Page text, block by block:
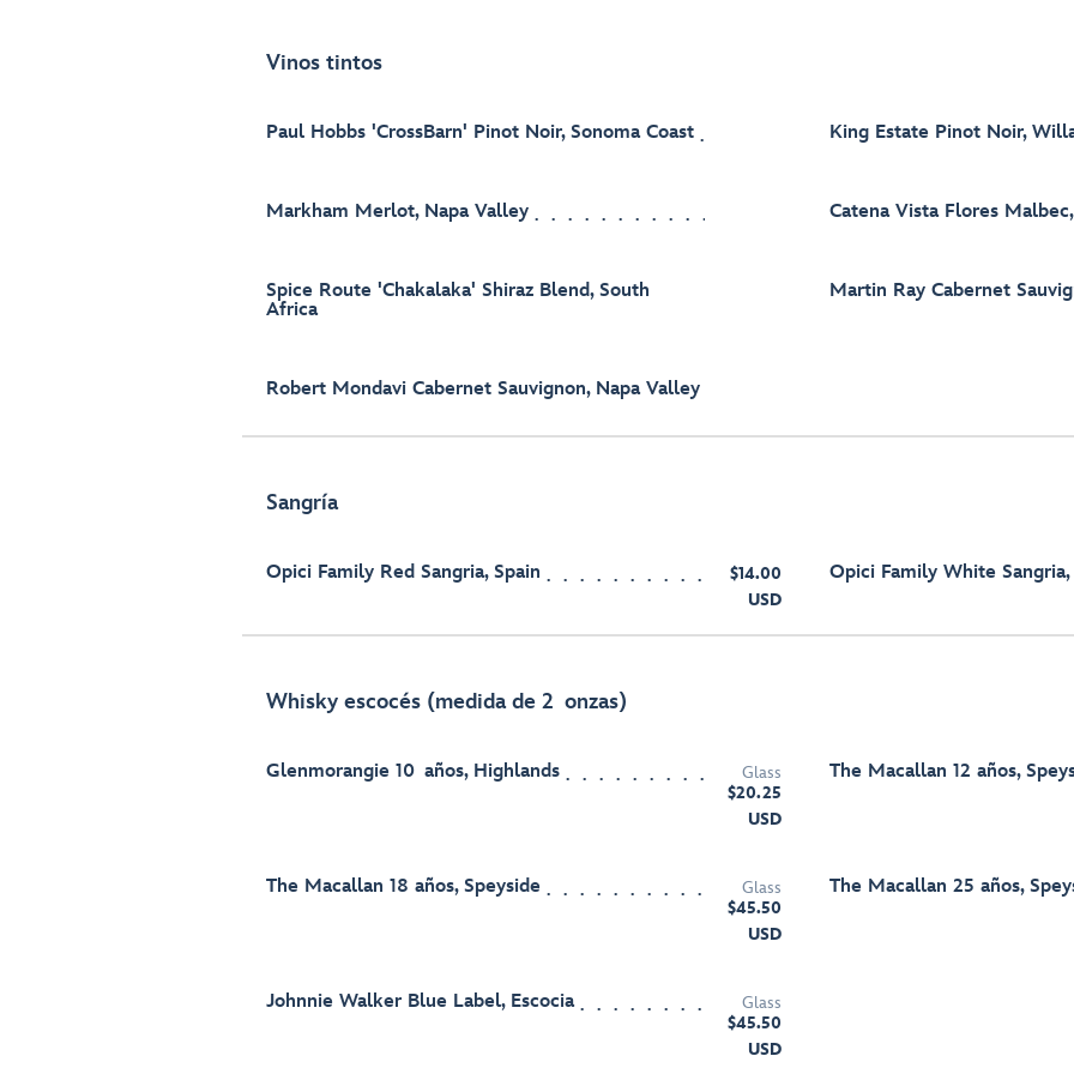
Vinos tintos
Paul Hobbs 'CrossBarn' Pinot Noir, Sonoma Coast King Estate Pinot Noir,
Markham Merlot, Napa Valley Catena Vista Flores
Spice Route 'Chakalaka' Shiraz Blend, South
Africa
Martin Ray Cabernet
Robert Mondavi Cabernet Sauvignon, Napa Valley
Sangría
Opici Family Red Sangria, Spain
$14.00
USD
Opici Family White Sangria,
Whisky escocés (medida de 2 onzas)
Glenmorangie 10 años, Highlands
Glass
$20.25
USD
The Macallan 12 años,
The Macallan 18 años, Speyside
Glass
$45.50
USD
The Macallan 25 años,
Johnnie Walker Blue Label, Escocia
Glass
$45.50
USD